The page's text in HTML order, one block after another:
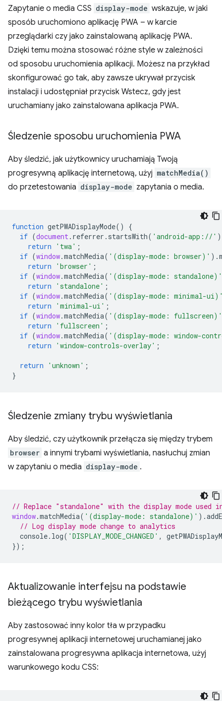
Zapytanie o media CSS display-mode wskazuje, w jaki
sposób uruchomiono aplikację PWA – w karcie
przeglądarki czy jako zainstalowaną aplikację PWA.
Dzięki temu można stosować różne style w zależności
od sposobu uruchomienia aplikacji. Możesz na przykład
skonfigurować go tak, aby zawsze ukrywał przycisk
instalacji i udostępniał przycisk Wstecz, gdy jest
uruchamiany jako zainstalowana aplikacja PWA.
Śledzenie sposobu uruchomienia PWA
Aby śledzić, jak użytkownicy uruchamiają Twoją
progresywną aplikację internetową, użyj matchMedia()
do przetestowania display-mode zapytania o media.
function getPWADisplayMode()
{
if (document. referrer . startsWith( 'android-app://'
return
'twa' ;
if (window.matchMedia( '(display-mode: browser)' ).
return
'browser' ;
if (window.matchMedia( '(display-mode: standalone)'
return
'standalone' ;
if (window.matchMedia( '(display-mode: minimal-
return
'minimal-ui' ;
if (window.matchMedia( '(display-mode: fullscreen)'
return
'fullscreen' ;
if (window.matchMedia( '(display-mode: window-
return
'window-controls-overlay' ;
return 'unknown' ;
}
Śledzenie zmiany trybu wyświetlania
Aby śledzić, czy użytkownik przełącza się między trybem
browser a innymi trybami wyświetlania, nasłuchuj zmian
w zapytaniu o media display-mode .
// Replace "standalone" with the display mode used
window.matchMedia( '(display-mode: standalone)' ).
// Log display mode change to analytics
console. log( 'DISPLAY_MODE_CHANGED' ,
});
Aktualizowanie interfejsu na podstawie
bieżącego trybu wyświetlania
Aby zastosować inny kolor tła w przypadku
progresywnej aplikacji internetowej uruchamianej jako
zainstalowana progresywna aplikacja internetowa, użyj
warunkowego kodu CSS: